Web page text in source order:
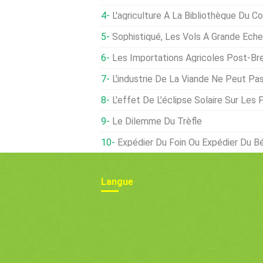
L'agriculture À La Bibliothèque Du
Sophistiqué, Les Vols À Grande Échelle
Les Importations Agricoles Post-Brexit Continuent
L'industrie De La Viande Ne Peut Pas Bloquer La Loi Californienne
L'effet De L'éclipse Solaire Sur Les
Le Dilemme Du Trèfle
Expédier Du Foin Ou Expédier Du
Langue